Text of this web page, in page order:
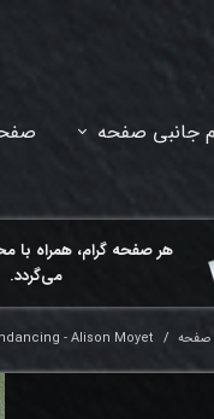
جانبی صفحه
هر ​صفحه گرام، همراه با
می‌گردد.
صفحه - Alison Moyet